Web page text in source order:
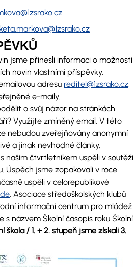
jsme přinesli informaci o možnosti
novin vlastními příspěvky.
adresu reditel@1zsrako.cz,
e-maily.
o svůj názor na stránkách
Využijte zmíněný email. V této
nebudou zveřejňovány anonymní
a jinak nevhodné články.
naším čtvrtletníkem uspěli v soutěži
Úspěch jsme zopakovali v roce
uspěli v celorepublikové
. Asociace středoškolských klubů
informační centrum pro mládež
s názvem Školní časopis roku Školní
škola / 1. + 2. stupeň jsme získali 3.